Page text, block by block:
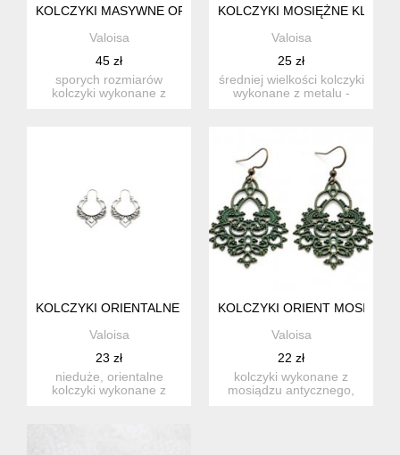
KOLCZYKI MASYWNE ORIENTALNE FILIGRANY AŻURY
Valoisa
45 zł
sporych rozmiarów
kolczyki wykonane z
KOLCZYKI MOSIĘŻNE
Valoisa
25 zł
średniej wielkości kolczyki
wykonane z metalu -
KOLCZYKI ORIENTALNE STARE SREBRO FILIGRAN
Valoisa
23 zł
nieduże, orientalne
kolczyki wykonane z
KOLCZYKI ORIENT MOSIĄDZ
Valoisa
22 zł
kolczyki wykonane z
mosiądzu antycznego,